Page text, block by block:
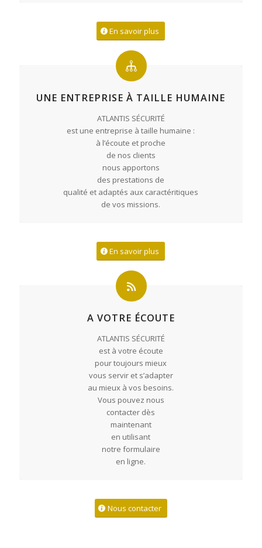
En savoir plus
UNE ENTREPRISE À TAILLE HUMAINE
ATLANTIS SÉCURITÉ
est une entreprise à taille humaine :
à l’écoute et proche
de nos clients
nous apportons
des prestations de
qualité et adaptés aux caractéritiques
de vos missions.
En savoir plus
A VOTRE ÉCOUTE
ATLANTIS SÉCURITÉ
est à votre écoute
pour toujours mieux
vous servir et s’adapter
au mieux à vos besoins.
Vous pouvez nous
contacter dès
maintenant
en utilisant
notre formulaire
en ligne.
Nous contacter